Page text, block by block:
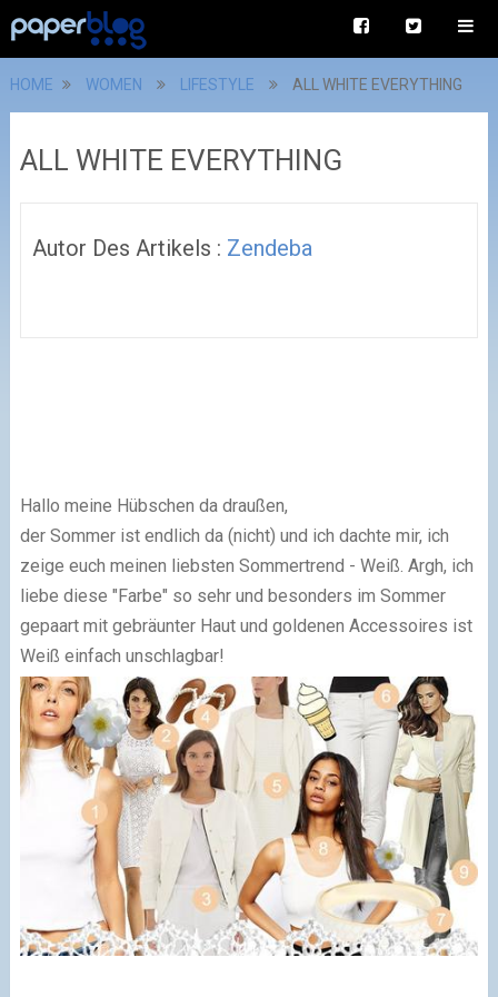
HOME WOMEN LIFESTYLE ALL WHITE EVERYTHING
ALL WHITE EVERYTHING
Autor Des Artikels : Zendeba
Hallo meine Hübschen da draußen,
der Sommer ist endlich da (nicht) und ich dachte mir, ich
zeige euch meinen liebsten Sommertrend - Weiß. Argh, ich
liebe diese "Farbe" so sehr und besonders im Sommer
gepaart mit gebräunter Haut und goldenen Accessoires ist
Weiß einfach unschlagbar!